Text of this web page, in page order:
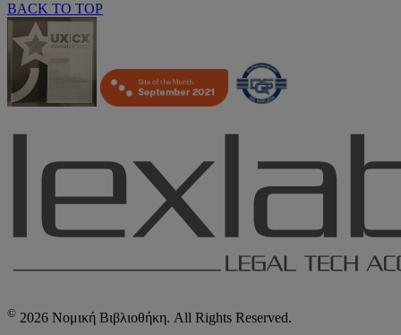
BACK TO TOP
© 2026 Νομική Βιβλιοθήκη. All Rights Reserved.